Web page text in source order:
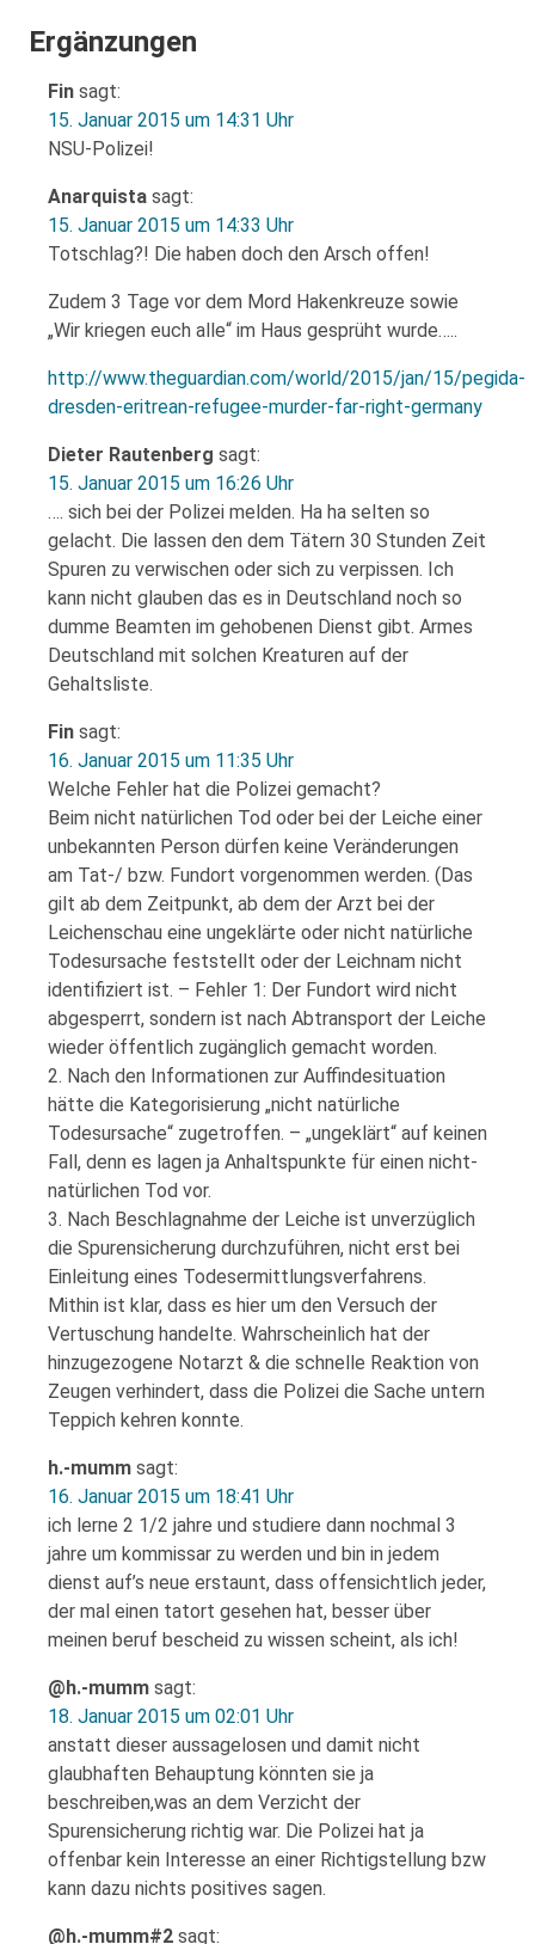
Ergänzungen
Fin sagt:
15. Januar 2015 um 14:31 Uhr
NSU-Polizei!
Anarquista sagt:
15. Januar 2015 um 14:33 Uhr
Totschlag?! Die haben doch den Arsch offen!
Zudem 3 Tage vor dem Mord Hakenkreuze sowie
„Wir kriegen euch alle“ im Haus gesprüht wurde…..
http://www.theguardian.com/world/2015/jan/15/pegida-
dresden-eritrean-refugee-murder-far-right-germany
Dieter Rautenberg sagt:
15. Januar 2015 um 16:26 Uhr
…. sich bei der Polizei melden. Ha ha selten so
gelacht. Die lassen den dem Tätern 30 Stunden Zeit
Spuren zu verwischen oder sich zu verpissen. Ich
kann nicht glauben das es in Deutschland noch so
dumme Beamten im gehobenen Dienst gibt. Armes
Deutschland mit solchen Kreaturen auf der
Gehaltsliste.
Fin sagt:
16. Januar 2015 um 11:35 Uhr
Welche Fehler hat die Polizei gemacht?
Beim nicht natürlichen Tod oder bei der Leiche einer
unbekannten Person dürfen keine Veränderungen
am Tat-/ bzw. Fundort vorgenommen werden. (Das
gilt ab dem Zeitpunkt, ab dem der Arzt bei der
Leichenschau eine ungeklärte oder nicht natürliche
Todesursache feststellt oder der Leichnam nicht
identifiziert ist. – Fehler 1: Der Fundort wird nicht
abgesperrt, sondern ist nach Abtransport der Leiche
wieder öffentlich zugänglich gemacht worden.
2. Nach den Informationen zur Auffindesituation
hätte die Kategorisierung „nicht natürliche
Todesursache“ zugetroffen. – „ungeklärt“ auf keinen
Fall, denn es lagen ja Anhaltspunkte für einen nicht-
natürlichen Tod vor.
3. Nach Beschlagnahme der Leiche ist unverzüglich
die Spurensicherung durchzuführen, nicht erst bei
Einleitung eines Todesermittlungsverfahrens.
Mithin ist klar, dass es hier um den Versuch der
Vertuschung handelte. Wahrscheinlich hat der
hinzugezogene Notarzt & die schnelle Reaktion von
Zeugen verhindert, dass die Polizei die Sache untern
Teppich kehren konnte.
h.-mumm sagt:
16. Januar 2015 um 18:41 Uhr
ich lerne 2 1/2 jahre und studiere dann nochmal 3
jahre um kommissar zu werden und bin in jedem
dienst auf’s neue erstaunt, dass offensichtlich jeder,
der mal einen tatort gesehen hat, besser über
meinen beruf bescheid zu wissen scheint, als ich!
@h.-mumm sagt:
18. Januar 2015 um 02:01 Uhr
anstatt dieser aussagelosen und damit nicht
glaubhaften Behauptung könnten sie ja
beschreiben,was an dem Verzicht der
Spurensicherung richtig war. Die Polizei hat ja
offenbar kein Interesse an einer Richtigstellung bzw
kann dazu nichts positives sagen.
@h.-mumm#2 sagt: